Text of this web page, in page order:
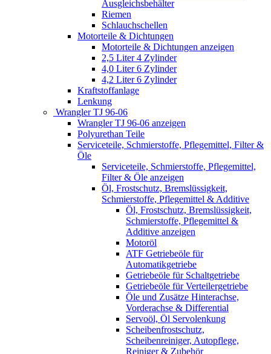
Ausgleichsbehälter
Riemen
Schlauchschellen
Motorteile & Dichtungen
Motorteile & Dichtungen anzeigen
2,5 Liter 4 Zylinder
4,0 Liter 6 Zylinder
4,2 Liter 6 Zylinder
Kraftstoffanlage
Lenkung
Wrangler TJ 96-06
Wrangler TJ 96-06 anzeigen
Polyurethan Teile
Serviceteile, Schmierstoffe, Pflegemittel, Filter &
Öle
Serviceteile, Schmierstoffe, Pflegemittel,
Filter & Öle anzeigen
Öl, Frostschutz, Bremslüssigkeit,
Schmierstoffe, Pflegemittel & Additive
Öl, Frostschutz, Bremslüssigkeit,
Schmierstoffe, Pflegemittel &
Additive anzeigen
Motoröl
ATF Getriebeöle für
Automatikgetriebe
Getriebeöle für Schaltgetriebe
Getriebeöle für Verteilergetriebe
Öle und Zusätze Hinterachse,
Vorderachse & Differential
Servoöl, Öl Servolenkung
Scheibenfrostschutz,
Scheibenreiniger, Autopflege,
Reiniger & Zubehör